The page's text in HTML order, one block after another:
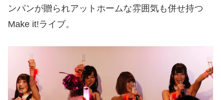
ンパンが贈られアットホームな雰囲気も併せ持つ
Make it!ライブ。